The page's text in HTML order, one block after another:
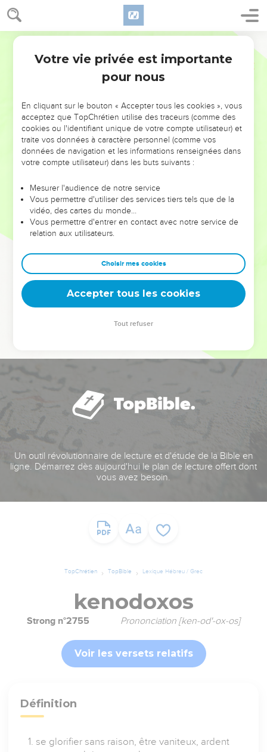
NE MANQUEZ PAS L’ÉVÉNEMENT
DE L’ANNÉE !
ET SI LEURS ERREURS POUVAIENT VOUS ÉVITER LES
VOTRES ?
leur foi ou leur vision. Mais on voit moins les doutes, les erreurs
et les saisons difficiles qu'ils ont traversés, alors même que ce
sont elles qui les ont façonnés.
Dans cette conférence, leaders, entrepreneurs, et responsables
clés pour avancer avec plus de sagesse afin que leurs erreurs
deviennent vos tremplins. Que vous guidiez un ministère, une
équipe, un groupe ou une famille, leur expérience est faite
Un outil révolutionnaire de lecture et d'étude de la Bible en
ligne. Démarrez dès aujourd'hui le plan de lecture offert dont
vous avez besoin.
TopChrétien TopBible Lexique Hébreu / Grec
kenodoxos
Strong n°2755 Prononciation [ken-od'-ox-os]
Voir les versets relatifs
Définition
se glorifier sans raison, être vaniteux, ardent
Votre vie privée est importante
pour nous
En cliquant sur le bouton « Accepter tous les cookies », vous
acceptez que TopChrétien utilise des traceurs (comme des
cookies ou l'identifiant unique de votre compte utilisateur) et
traite vos données à caractère personnel (comme vos
données de navigation et les informations renseignées dans
votre compte utilisateur) dans les buts suivants :
Mesurer l'audience de notre service
Vous permettre d'utiliser des services tiers tels que de la
vidéo, des cartes du monde…
Vous permettre d'entrer en contact avec notre service de
relation aux utilisateurs.
Choisir mes cookies
Accepter tous les cookies
Tout refuser